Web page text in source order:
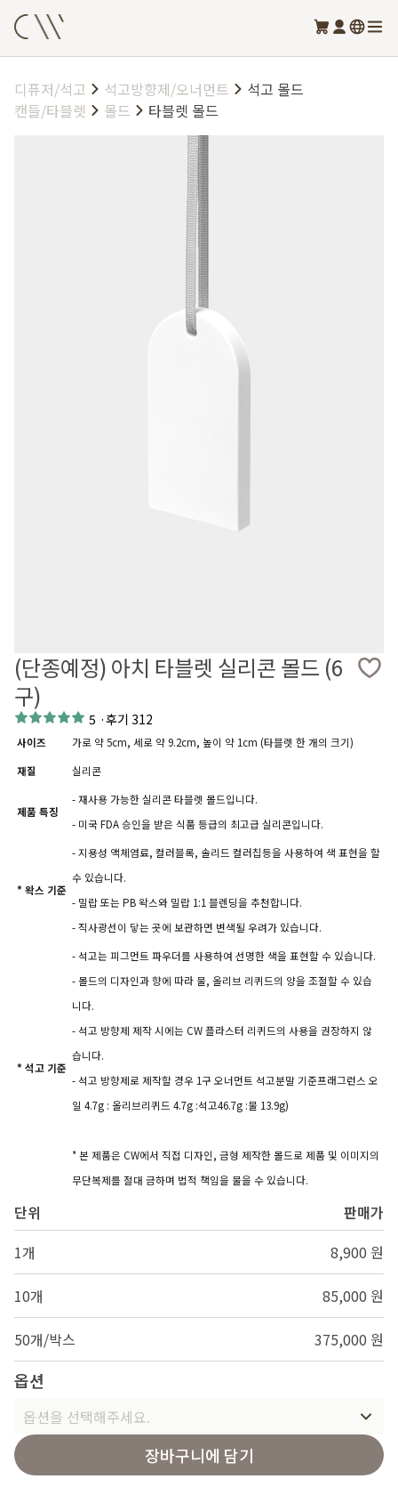
디퓨저/석고 석고방향제/오너먼트
석고 몰드
캔들/타블렛
몰드 타블렛 몰드
(단종예정) 아치 타블렛 실리콘 몰드 (6
구)
5 ·후기 312
사이즈
가로 약 5cm, 세로 약 9.2cm, 높이 약 1cm (타블렛 한 개의 크기)
재질
실리콘
제품 특징
- 재사용 가능한 실리콘 타블렛 몰드입니다.
- 미국 FDA 승인을 받은 식품 등급의 최고급 실리콘입니다.
* 왁스 기준
- 지용성 액체염료, 컬러블록, 솔리드 컬러칩등을 사용하여 색 표현을 할
수 있습니다.
- 밀랍 또는 PB 왁스와 밀랍 1:1 블렌딩을 추천합니다.
- 직사광선이 닿는 곳에 보관하면 변색될 우려가 있습니다.
* 석고 기준
- 석고는 피그먼트 파우더를 사용하여 선명한 색을 표현할 수 있습니다.
- 몰드의 디자인과 향에 따라 물, 올리브 리퀴드의 양을 조절할 수 있습
니다.
- 석고 방향제 제작 시에는 CW 플라스터 리퀴드의 사용을 권장하지 않
습니다.
- 석고 방향제로 제작할 경우 1구 오너먼트 석고분말 기준프래그런스 오
일 4.7g : 올리브리퀴드 4.7g :석고46.7g :물 13.9g)
* 본 제품은 CW에서 직접 디자인, 금형 제작한 몰드로 제품 및 이미지의
무단복제를 절대 금하며 법적 책임을 물을 수 있습니다.
단위
판매가
1개
8,900 원
10개 85,000 원
50개/박스 375,000 원
옵션
옵션을 선택해주세요.
장바구니에 담기